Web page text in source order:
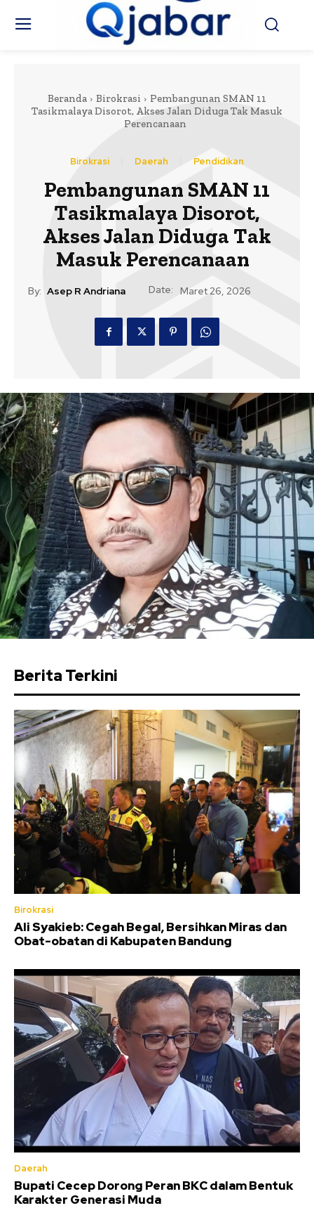
Beranda Birokrasi
Pembangunan SMAN 11
Tasikmalaya Disorot, Akses Jalan Diduga Tak Masuk
Perencanaan
Birokrasi Daerah Pendidikan
Pembangunan SMAN 11
Tasikmalaya Disorot,
Akses Jalan Diduga Tak
Masuk Perencanaan
By: Asep R Andriana Date: Maret 26, 2026
Berita Terkini
Birokrasi
Ali Syakieb: Cegah Begal, Bersihkan Miras dan
Obat-obatan di Kabupaten Bandung
Daerah
Bupati Cecep Dorong Peran BKC dalam Bentuk
Karakter Generasi Muda